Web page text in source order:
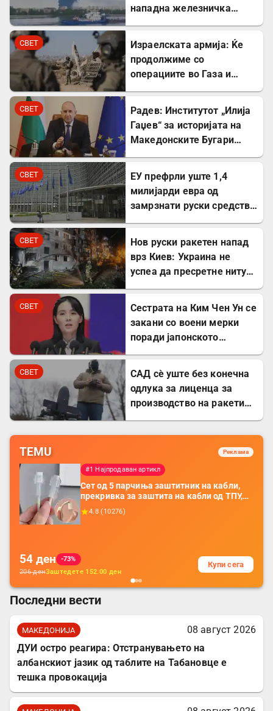
нападна железничка
СВЕТ
Израелската армија: Ќе
продолжиме со
операциите во Газа и
СВЕТ
Радев: Институтот „Илија
Гаџев“ за историјата на
Македонските Бугари
СВЕТ
ЕУ префрли уште 1,4
милијарди евра од
замрзнати руски средства
СВЕТ
Нов руски ракетен напад
врз Киев: Украина не
успеа да пресретне ниту
СВЕТ
Сестрата на Ким Чен Ун се
закани со воени мерки
поради јапонското
СВЕТ
САД сè уште без конечна
одлука за лиценца за
производство на ракети
TEMU Реклама
#1 Најпродаван артикл
Сет од 5 парчиња заштитник на кабли,
прекривка за заштита на кабли од ТПУ,
додатоци за заштита на кабли, без
батерија, за мобилни телефони, комплет
4.8 ( 10276)
54 ден
-73%
206денЗаштедете 152.00 ден
Купи сега
Последни вести
МАКЕДОНИЈА
08 август 2026
ДУИ остро реагира: Отстранувањето на
албанскиот јазик од таблите на Табановце е
тешка провокација